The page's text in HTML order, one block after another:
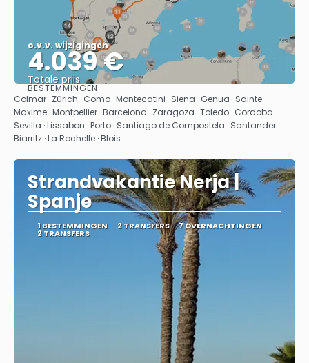
o.v.v. wijzigingen
4.039 €
Totale prijs
Bekijk
BESTEMMINGEN
Colmar · Zürich · Como · Montecatini · Siena · Genua · Sainte-
Maxime · Montpellier · Barcelona · Zaragoza · Toledo · Cordoba ·
Sevilla · Lissabon · Porto · Santiago de Compostela · Santander ·
Biarritz · La Rochelle · Blois
Strandvakantie Nerja |
Spanje
1 BESTEMMINGEN 2 TRANSFERS 7 OVERNACHTINGEN
2 TRANSFERS